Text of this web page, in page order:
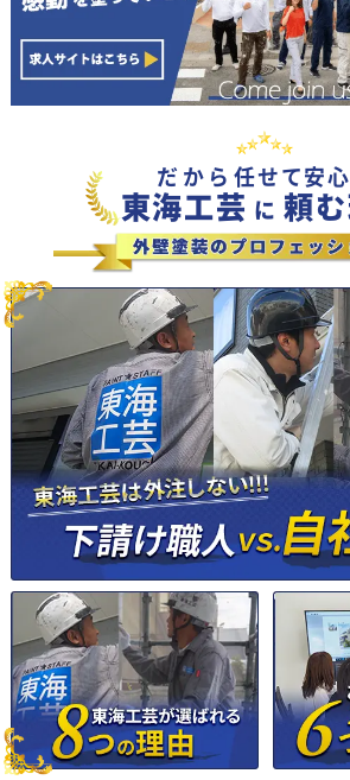
だから 任せて安心
東海工芸 に 頼